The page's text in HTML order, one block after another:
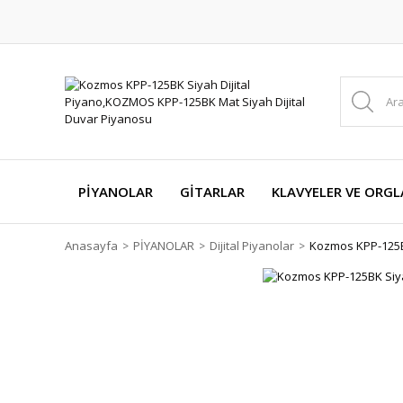
PİYANOLAR GİTARLAR KLAVYELER VE
Anasayfa PİYANOLAR Dijital Piyanolar Kozmos KPP-